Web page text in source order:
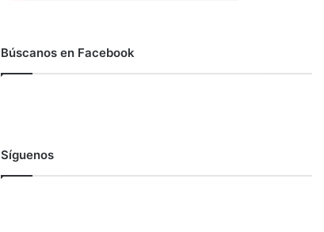
Búscanos en Facebook
Síguenos